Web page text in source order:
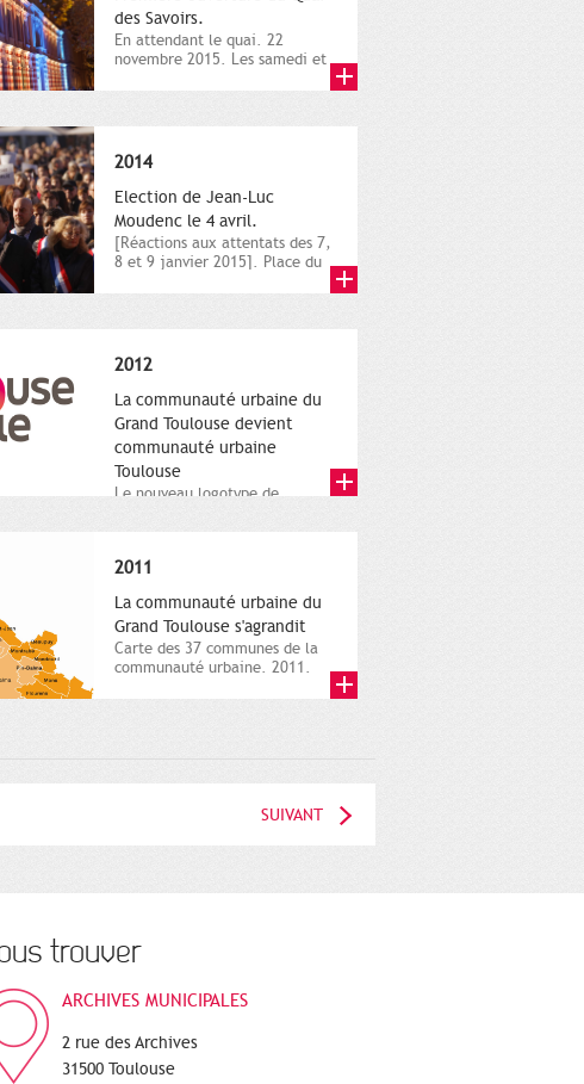
des Savoirs.
En attendant le quai. 22
novembre 2015. Les samedi et
2014
Election de Jean-Luc
Moudenc le 4 avril.
[Réactions aux attentats des 7,
8 et 9 janvier 2015]. Place du
2012
La communauté urbaine du
Grand Toulouse devient
communauté urbaine
Toulouse
Le nouveau logotype de
représentant l'anneau de
2011
La communauté urbaine du
Grand Toulouse s'agrandit
Carte des 37 communes de la
communauté urbaine. 2011.
SUIVANT
trouver
ARCHIVES MUNICIPALES
2 rue des Archives
31500 Toulouse